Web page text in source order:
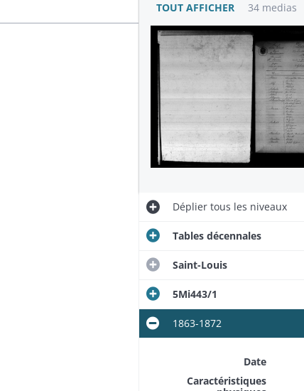
TOUT AFFICHER 34 medias
Dépliertous les niveaux
Tables décennales
Saint-Louis
5Mi443/1
1863-1872
Date
Caractéristiques